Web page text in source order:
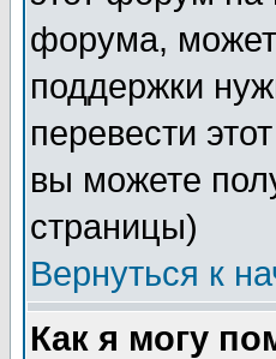
форума,
поддержки
перевести
вы можете
страницы)
Вернуться к
Как я могу